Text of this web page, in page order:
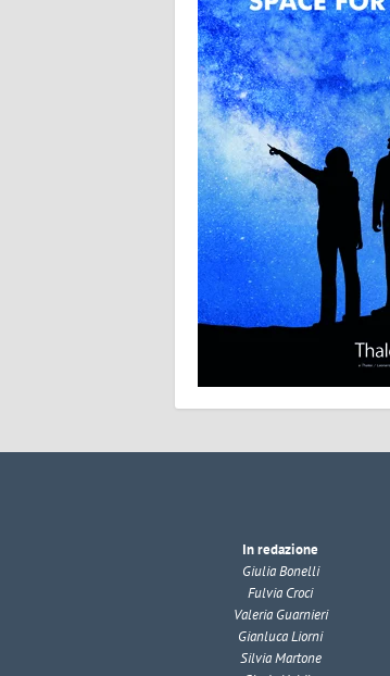
In redazione
Giulia Bonelli
Fulvia Croci
Valeria Guarnieri
Gianluca Liorni
Silvia Martone